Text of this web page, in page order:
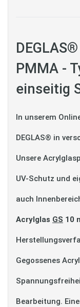
PMMA -
einseitig
In unserem
DEGLAS® in
Unsere
UV-Schutz und
auch
Acrylglas GS 10
Gegossenes
Bearbeitung.